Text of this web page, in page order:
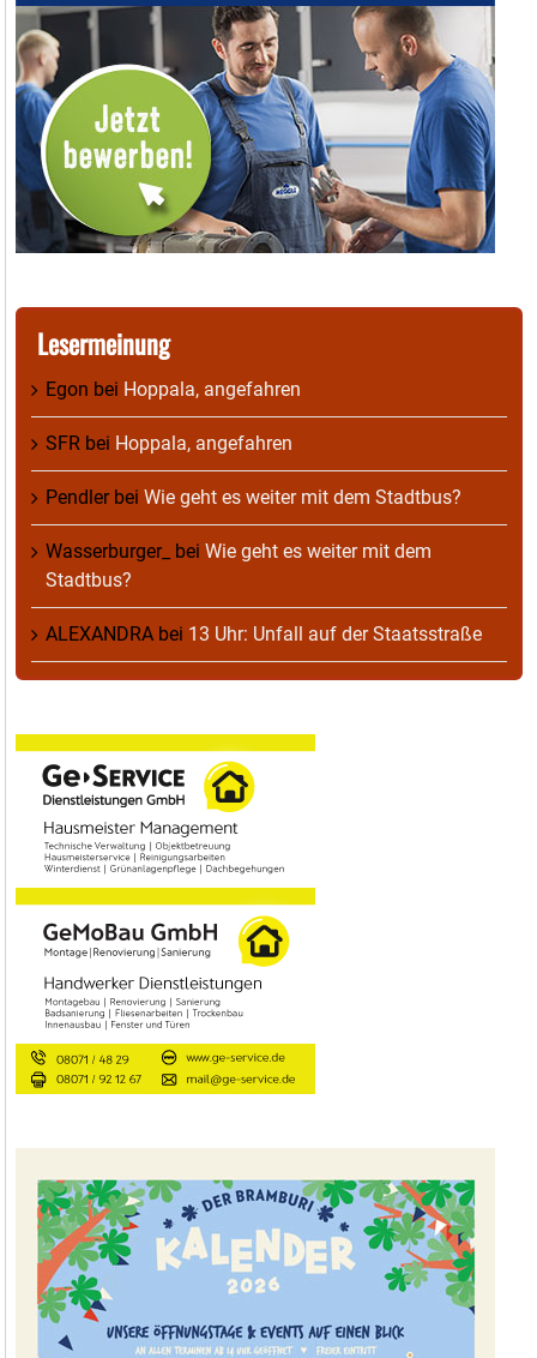
Lesermeinung
Egon bei Hoppala, angefahren
SFR bei Hoppala, angefahren
Pendlerbei Wie geht es weiter mit dem Stadtbus?
Wasserburger_ bei Wie geht es weiter mit dem
Stadtbus?
ALEXANDRA bei 13 Uhr: Unfall auf der Staatsstraße